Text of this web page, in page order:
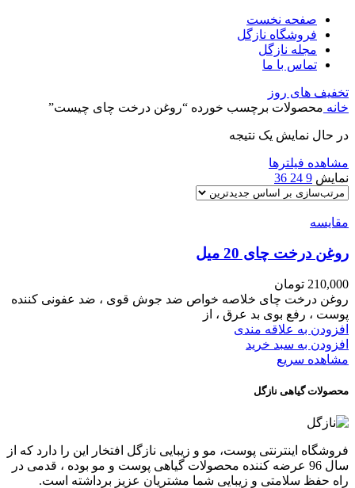
صفحه نخست
فروشگاه نازگل
مجله نازگل
تماس با ما
تخفیف های روز
خانه محصولات برچسب خورده “روغن درخت چای چیست”
در حال نمایش یک نتیجه
مشاهده فیلترها
نمایش 9
24
36
مقایسه
روغن درخت چای 20 میل
210,000 تومان
روغن درخت چای خلاصه خواص ضد جوش قوی ، ضد عفونی کننده
پوست ، رفع بوی بد عرق ، از
افزودن به علاقه مندی
افزودن به سبد خرید
مشاهده سریع
محصولات گیاهی نازگل
فروشگاه اینترنتی پوست، مو و زیبایی نازگل افتخار این را دارد که از
سال 96 عرضه کننده محصولات گیاهی پوست و مو بوده ، قدمی در
راه حفظ سلامتی و زیبایی شما مشتریان عزیز برداشته است.